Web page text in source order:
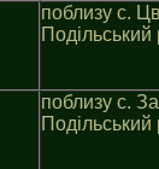
поблизу с.
Подільський
поблизу с.
Подільський